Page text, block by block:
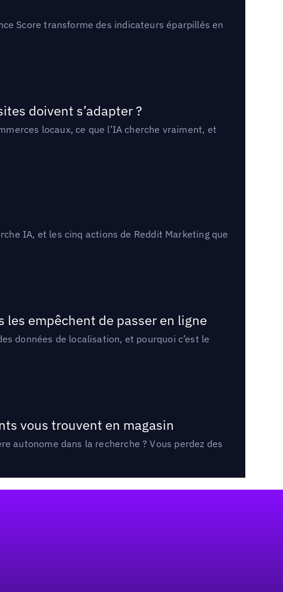
Score transforme des indicateurs éparpillés en
doivent s’adapter ?
locaux, ce que l’IA cherche vraiment, et
IA, et les cinq actions de Reddit Marketing que
empêchent de passer en ligne
données de localisation, et pourquoi c’est le
vous trouvent en magasin
autonome dans la recherche ? Vous perdez des